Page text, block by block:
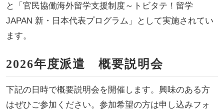
と「官民協働海外留学支援制度～トビタテ！留学
JAPAN 新・日本代表プログラム」として実施されてい
ます。
2026年度派遣 概要説明会
下記の日時で概要説明会を開催します。興味のある方
はぜひご参加ください。参加希望の方は申し込みフォ